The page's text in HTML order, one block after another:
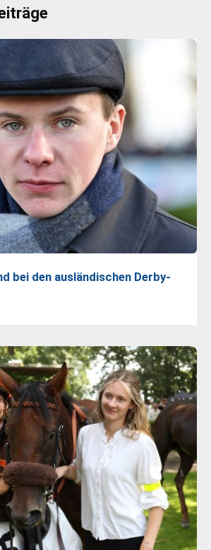
bei den ausländischen Derby-